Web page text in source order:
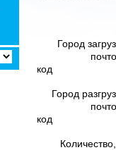
Город
код
Город
код